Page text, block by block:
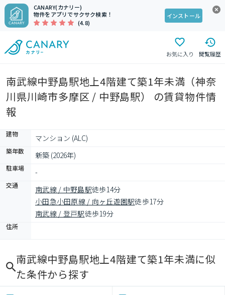
CANARY(カナリー)
物件をアプリでサクサク検索！
(4.8)
インストール
お気に入り 閲覧履歴
南武線中野島駅地上4階建て築1年未満（神奈
川県川崎市多摩区 / 中野島駅） の賃貸物件情
報
建物 マンション (ALC)
築年数 新築 (2026年)
駐車場 -
交通 南武線 / 中野島駅徒歩14分
小田急小田原線 / 向ヶ丘遊園駅徒歩17分
南武線 / 登戸駅徒歩19分
住所
南武線中野島駅地上4階建て築1年未満に似
た条件から探す